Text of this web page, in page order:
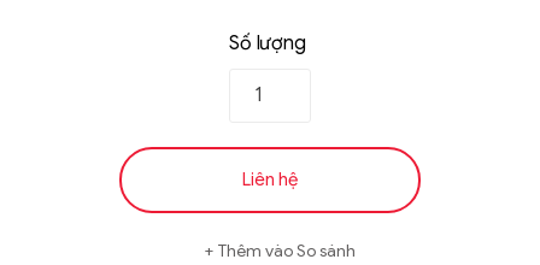
Số lượng
Liên hệ
Thêm vào So sánh